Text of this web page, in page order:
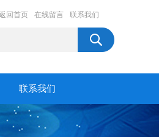
回首页 在线留言 联系我们
联系我们